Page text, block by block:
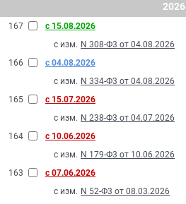
2026
167
с 15.08.2026
с изм. N 308-Ф3 от 04.08.2026
166
с 04.08.2026
с изм. N 334-Ф3 от 04.08.2026
165
с 15.07.2026
с изм. N 238-Ф3 от 04.07.2026
164
с 10.06.2026
с изм. N 179-Ф3 от 10.06.2026
163
с 07.06.2026
с изм. N 52-Ф3 от 08.03.2026